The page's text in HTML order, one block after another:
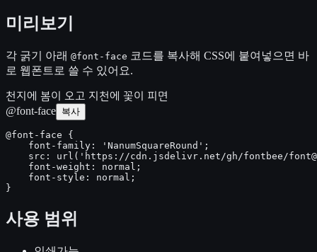
미리보기
각 굵기 아래 @font-face 코드를 복사해 CSS에 붙여넣으면 바
로 웹폰트로 쓸 수 있어요.
천지에 봄이 오고 지천에 꽃이 피면
@font-face 복사
@font-face {
    font-family: 'NanumSquareRound';
src: url('https://cdn.jsdelivr.net/gh/fontbee/
    font-weight: normal;
    font-style: normal;
}
사용 범위